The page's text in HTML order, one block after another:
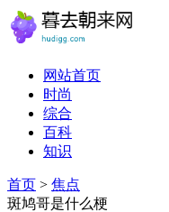
网站首页
时尚
综合
百科
知识
首页 > 焦点
斑鸠哥是什么梗